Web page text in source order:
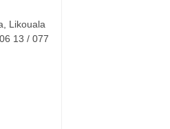
Likouala
13 / 077